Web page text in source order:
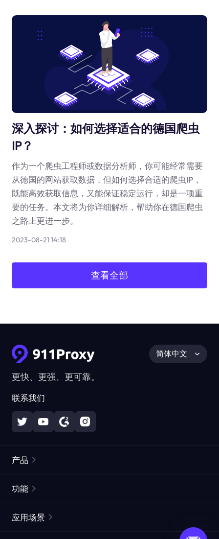
深入探讨：如何选择适合的德国爬虫
IP？
作为一个爬虫工程师或数据分析师，你可能经常需要
从德国的网站获取数据，但如何选择合适的爬虫IP，
既能高效获取信息，又能保证稳定运行，却是一项重
要的任务。本文将为你详细解析，帮助你在德国爬虫
之路上更进一步。
2023-08-21 14:18
查看全部
更快、更强、更可靠。
联系我们
简体中文
产品
静态住宅代理
功能
应用场景